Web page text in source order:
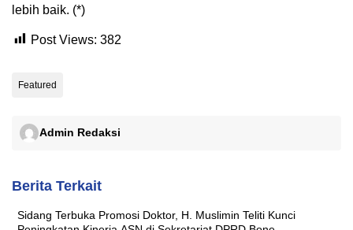
lebih baik. (*)
Post Views: 382
Featured
Admin Redaksi
Berita Terkait
Sidang Terbuka Promosi Doktor, H. Muslimin Teliti Kunci